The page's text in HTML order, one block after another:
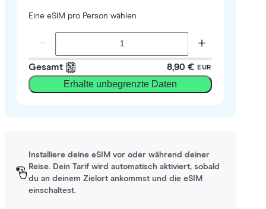
Eine eSIM pro Person wählen
Gesamt 8,90 € EUR
Erhalte unbegrenzte Daten
Installiere deine eSIM vor oder während deiner
Reise. Dein Tarif wird automatisch aktiviert, sobald
du an deinem Zielort ankommst und die eSIM
einschaltest.